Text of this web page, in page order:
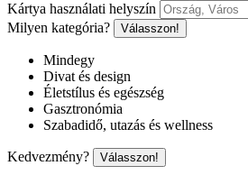
Kártya használati helyszín
Milyen kategória?
Válasszon!
Mindegy
Divat és design
Életstílus és egészség
Gasztronómia
Szabadidő, utazás és wellness
Kedvezmény? Válasszon!